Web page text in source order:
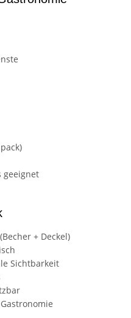
geeignet
+ Deckel)
Sichtbarkeit